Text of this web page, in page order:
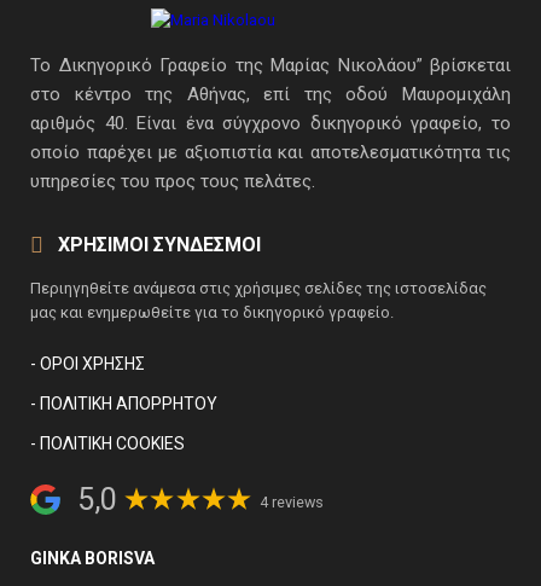
Το Δικηγορικό Γραφείο της Μαρίας Νικολάου” βρίσκεται
στο κέντρο της Αθήνας, επί της οδού Μαυρομιχάλη
αριθμός 40. Είναι ένα σύγχρονο δικηγορικό γραφείο, το
οποίο παρέχει με αξιοπιστία και αποτελεσματικότητα τις
υπηρεσίες του προς τους πελάτες.
ΧΡΗΣΙΜΟΙ ΣΥΝΔΕΣΜΟΙ
Περιηγηθείτε ανάμεσα στις χρήσιμες σελίδες της ιστοσελίδας
μας και ενημερωθείτε για το δικηγορικό γραφείο.
- ΌΡΟΙ ΧΡΉΣΗΣ
- ΠΟΛΙΤΙΚΉ ΑΠΟΡΡΉΤΟΥ
- ΠΟΛΙΤΙΚΉ COOKIES
5,0 4 reviews
GINKA BORISVA